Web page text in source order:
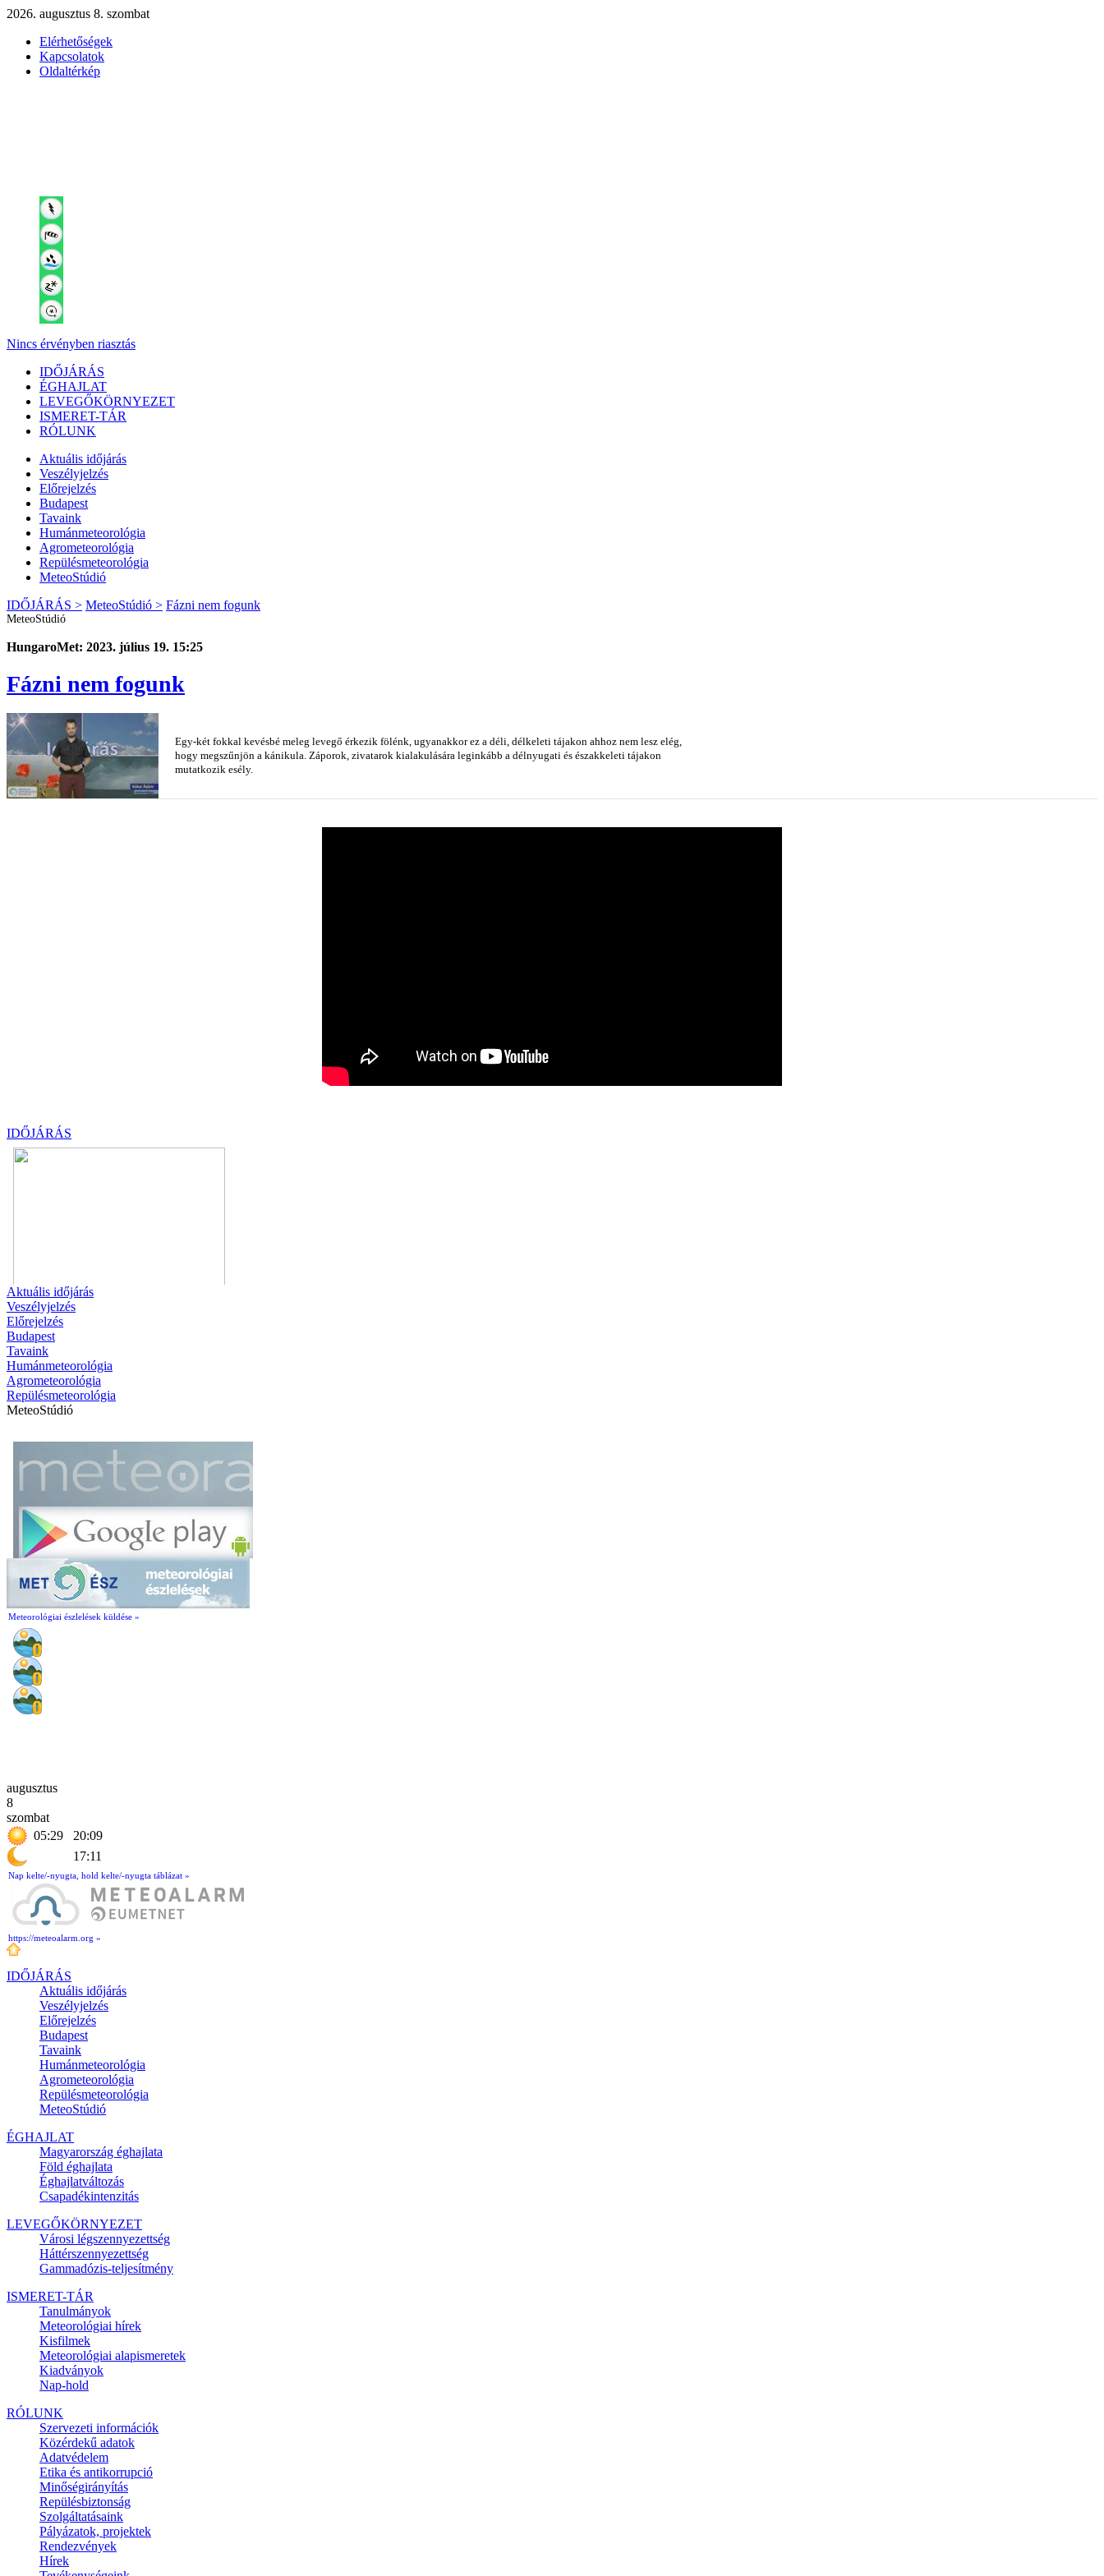
2026. augusztus 8. szombat
Elérhetőségek
Kapcsolatok
Oldaltérkép
Nincs érvényben riasztás
IDŐJÁRÁS
ÉGHAJLAT
LEVEGŐKÖRNYEZET
ISMERET-TÁR
RÓLUNK
Aktuális időjárás
Veszélyjelzés
Előrejelzés
Budapest
Tavaink
Humánmeteorológia
Agrometeorológia
Repülésmeteorológia
MeteoStúdió
IDŐJÁRÁS > MeteoStúdió > Fázni nem fogunk
MeteoStúdió
HungaroMet: 2023. július 19. 15:25
Fázni nem fogunk
Egy-két fokkal kevésbé meleg levegő érkezik fölénk, ugyanakkor ez a déli, délkeleti tájakon ahhoz nem lesz elég,
hogy megszűnjön a kánikula. Záporok, zivatarok kialakulására leginkább a délnyugati és északkeleti tájakon
mutatkozik esély.
IDŐJÁRÁS
Aktuális időjárás
Veszélyjelzés
Előrejelzés
Budapest
Tavaink
Humánmeteorológia
Agrometeorológia
Repülésmeteorológia
MeteoStúdió
Meteorológiai észlelések küldése »
augusztus
8
szombat
05:29
20:09
17:11
Nap kelte/-nyugta, hold kelte/-nyugta táblázat »
https://meteoalarm.org »
IDŐJÁRÁS
Aktuális időjárás
Veszélyjelzés
Előrejelzés
Budapest
Tavaink
Humánmeteorológia
Agrometeorológia
Repülésmeteorológia
MeteoStúdió
ÉGHAJLAT
Magyarország éghajlata
Föld éghajlata
Éghajlatváltozás
Csapadékintenzitás
LEVEGŐKÖRNYEZET
Városi légszennyezettség
Háttérszennyezettség
Gammadózis-teljesítmény
ISMERET-TÁR
Tanulmányok
Meteorológiai hírek
Kisfilmek
Meteorológiai alapismeretek
Kiadványok
Nap-hold
RÓLUNK
Szervezeti információk
Közérdekű adatok
Adatvédelem
Etika és antikorrupció
Minőségirányítás
Repülésbiztonság
Szolgáltatásaink
Pályázatok, projektek
Rendezvények
Hírek